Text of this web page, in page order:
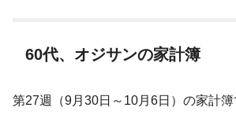
60代、オジサンの家計簿
第27週（9月30日～10月6日）の家計簿